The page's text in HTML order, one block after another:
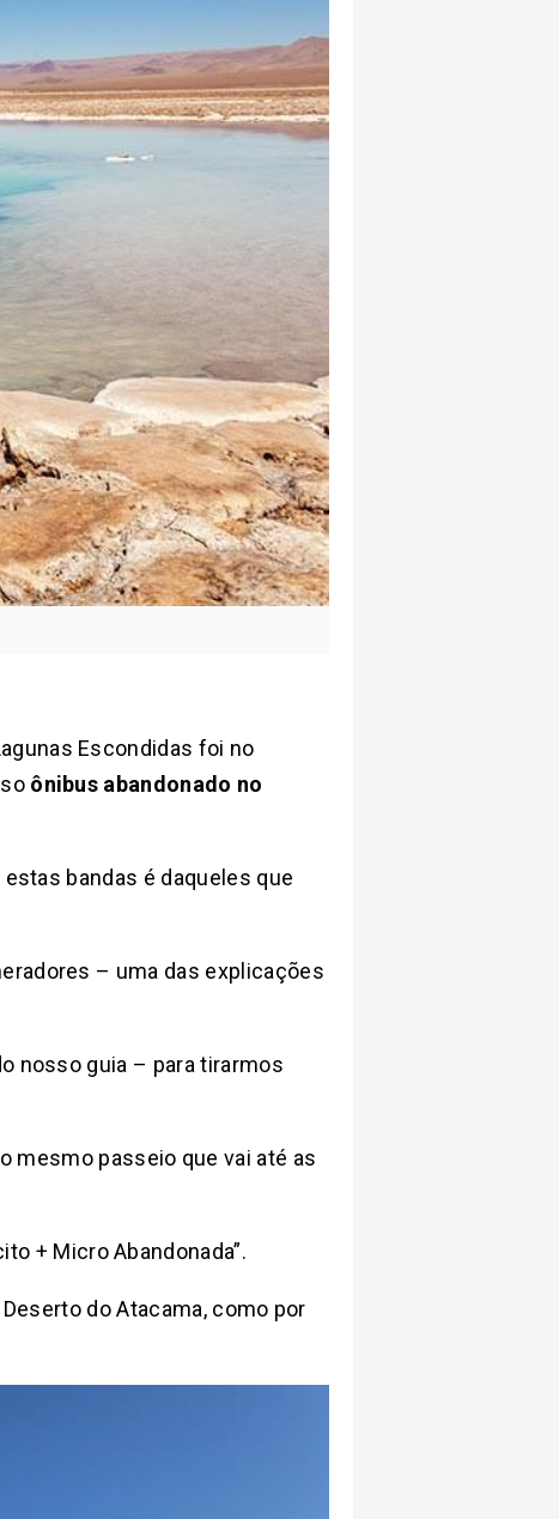
Escondidas foi no
ônibus abandonado no
bandas é daqueles que
– uma das explicações
nosso guia – para tirarmos
mesmo passeio que vai até as
+ Micro Abandonada”.
do Atacama, como por